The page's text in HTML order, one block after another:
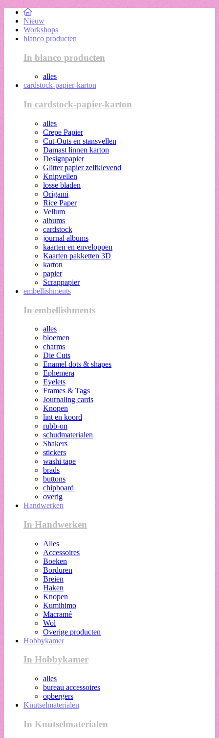
Nieuw
Workshops
blanco producten
In blanco producten
alles
cardstock-papier-karton
In cardstock-papier-karton
alles
Crepe Papier
Cut-Outs en stansvellen
Damast linnen karton
Designpapier
Glitter papier zelfklevend
Knipvellen
losse bladen
Origami
Rice Paper
Vellum
albums
cardstock
journal albums
kaarten en enveloppen
Kaarten pakketten 3D
karton
papier
Scrappapier
embellishments
In embellishments
alles
bloemen
charms
Die Cuts
Enamel dots & shapes
Ephemera
Eyelets
Frames & Tags
Journaling cards
Knopen
lint en koord
rubb-on
schudmaterialen
Shakers
stickers
washi tape
brads
buttons
chipboard
overig
Handwerken
In Handwerken
Alles
Accessoires
Boeken
Borduren
Breien
Haken
Knopen
Kumihimo
Macramé
Wol
Overige producten
Hobbykamer
In Hobbykamer
alles
bureau accessoires
opbergers
Knutselmaterialen
In Knutselmaterialen